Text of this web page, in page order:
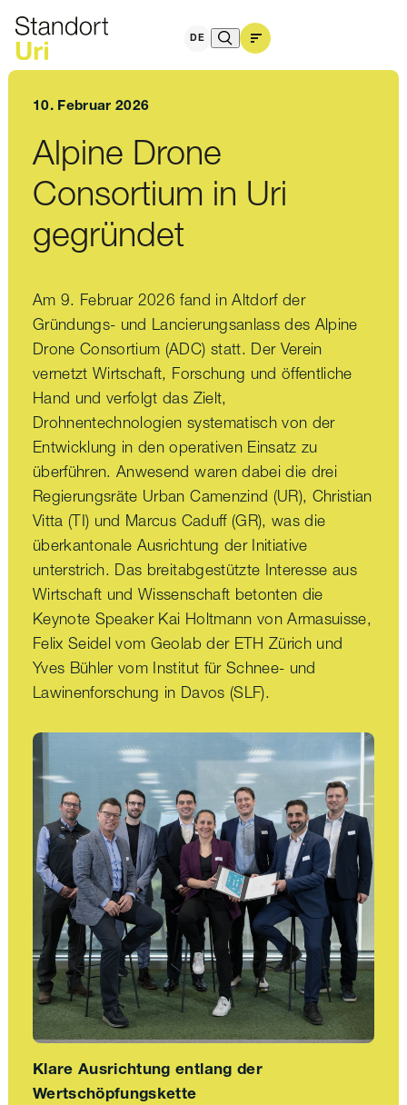
DE
10. Februar 2026
Alpine Drone
Consortium in Uri
gegründet
Am 9. Februar 2026 fand in Altdorf der
Gründungs- und Lancierungsanlass des Alpine
Drone Consortium (ADC) statt. Der Verein
vernetzt Wirtschaft, Forschung und öffentliche
Hand und verfolgt das Zielt,
Drohnentechnologien systematisch von der
Entwicklung in den operativen Einsatz zu
überführen. Anwesend waren dabei die drei
Regierungsräte Urban Camenzind (UR), Christian
Vitta (TI) und Marcus Caduff (GR), was die
überkantonale Ausrichtung der Initiative
unterstrich. Das breitabgestützte Interesse aus
Wirtschaft und Wissenschaft betonten die
Keynote Speaker Kai Holtmann von Armasuisse,
Felix Seidel vom Geolab der ETH Zürich und
Yves Bühler vom Institut für Schnee- und
Lawinenforschung in Davos (SLF).
Klare Ausrichtung entlang der
Wertschöpfungskette